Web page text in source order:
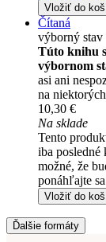
Vložiť do
Čítaná
výborný stav
Túto knihu
výbornom
asi ani
na
10,30 €
Na sklade
Tento
iba posledné
možné, že
ponáhľajte
Vložiť do
Ďalšie formáty